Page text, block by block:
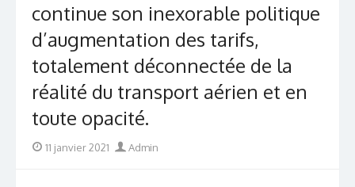
continue son inexorable politique
d’augmentation des tarifs,
totalement déconnectée de la
réalité du transport aérien et en
toute opacité.
Posted
11 janvier 2021 Author
Admin